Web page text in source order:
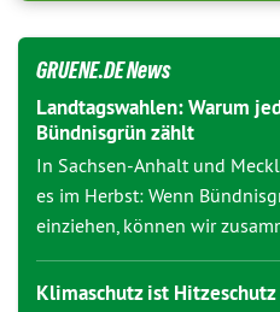
GRUENE.DE News
Landtagswahlen: Warum
Bündnisgrün zählt
In Sachsen-Anhalt und
es im Herbst: Wenn
einziehen, können wir
Klimaschutz ist Hitzeschutz